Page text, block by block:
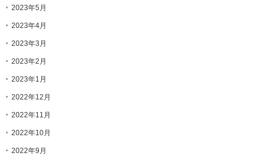
2023年5月
2023年4月
2023年3月
2023年2月
2023年1月
2022年12月
2022年11月
2022年10月
2022年9月